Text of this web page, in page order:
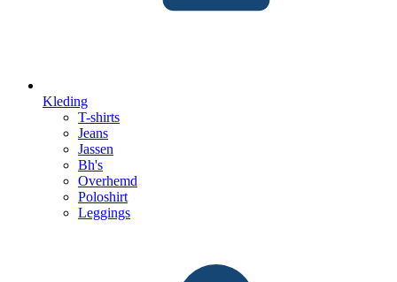
Kleding
T-shirts
Jeans
Jassen
Bh's
Overhemd
Poloshirt
Leggings